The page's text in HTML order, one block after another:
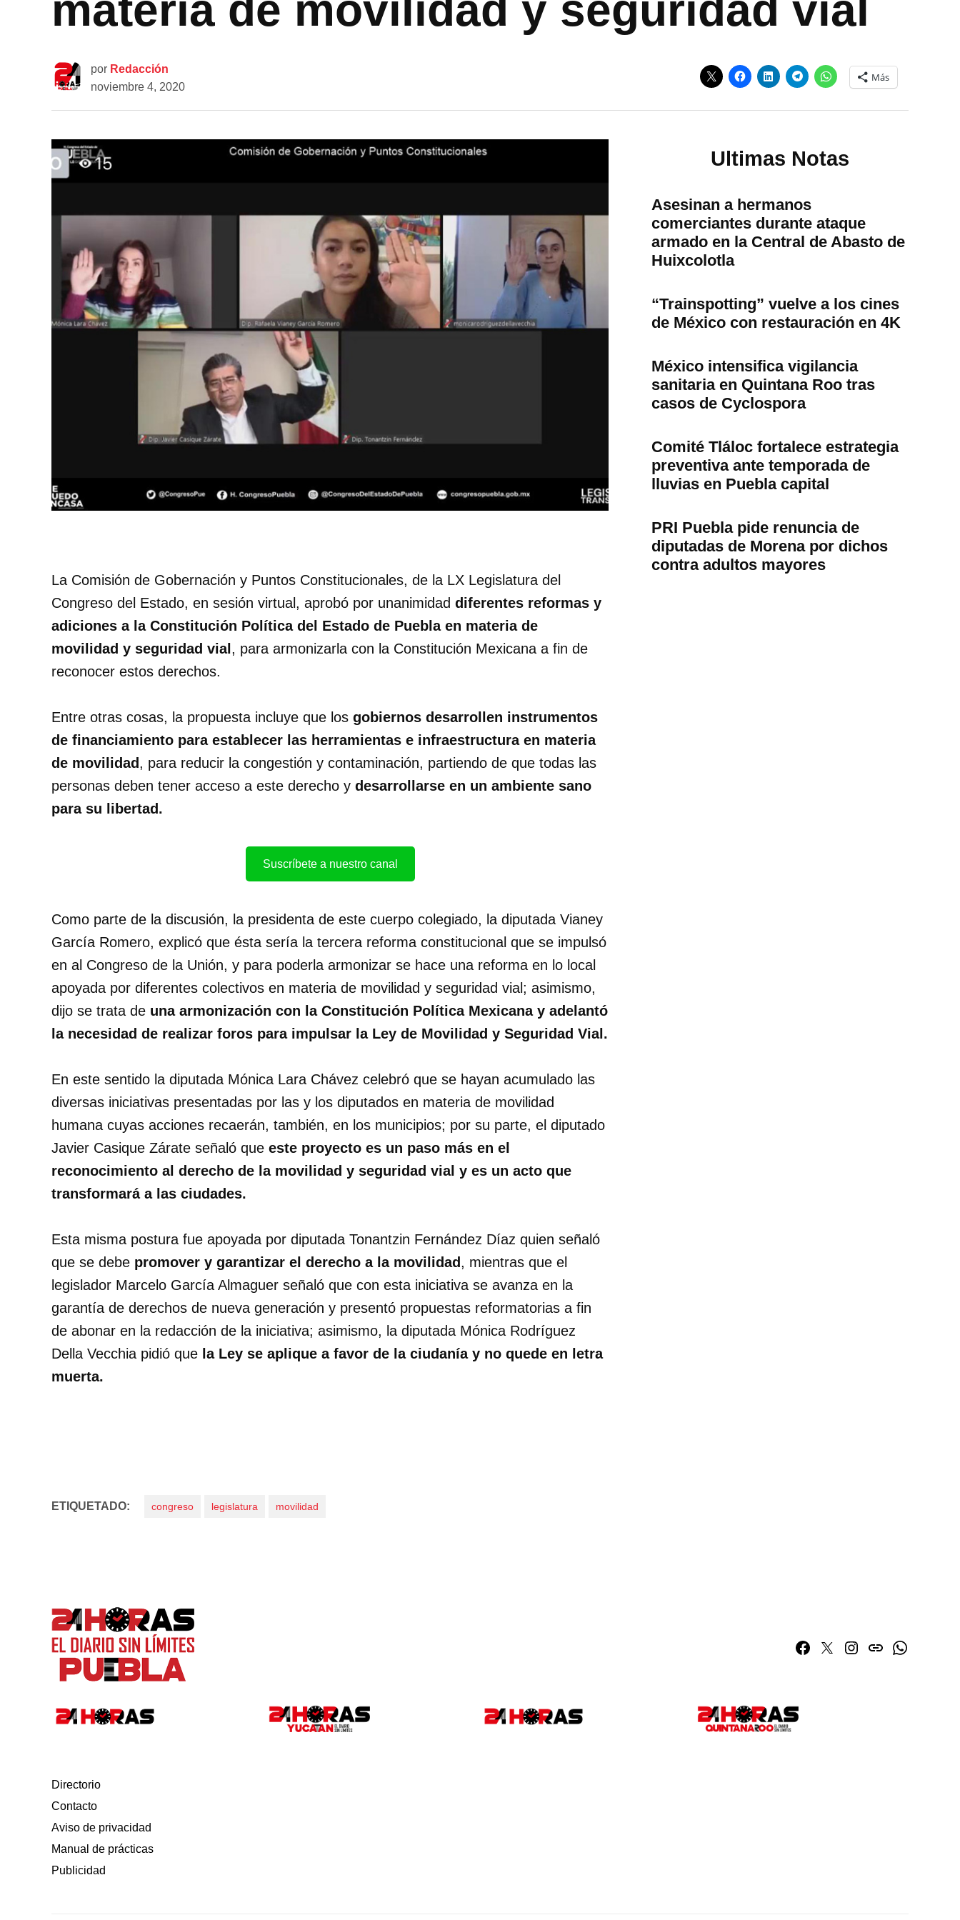
por Redacción
noviembre 4, 2020
Más
La Comisión de Gobernación y Puntos Constitucionales, de la LX Legislatura del
Congreso del Estado, en sesión virtual, aprobó por unanimidad diferentes reformas y
adiciones a la Constitución Política del Estado de Puebla en materia de
movilidad y seguridad vial , para armonizarla con la Constitución Mexicana a fin de
reconocer estos derechos.
Entre otras cosas, la propuesta incluye que los gobiernos desarrollen instrumentos
de financiamiento para establecer las herramientas e infraestructura en materia
de movilidad , para reducir la congestión y contaminación, partiendo de que todas las
personas deben tener acceso a este derecho y desarrollarse en un ambiente sano
para su libertad.
Suscríbete a nuestro canal
Como parte de la discusión, la presidenta de este cuerpo colegiado, la diputada Vianey
García Romero, explicó que ésta sería la tercera reforma constitucional que se impulsó
en al Congreso de la Unión, y para poderla armonizar se hace una reforma en lo local
apoyada por diferentes colectivos en materia de movilidad y seguridad vial; asimismo,
dijo se trata de una armonización con la Constitución Política Mexicana y adelantó
la necesidad de realizar foros para impulsar la Ley de Movilidad y Seguridad Vial.
En este sentido la diputada Mónica Lara Chávez celebró que se hayan acumulado las
diversas iniciativas presentadas por las y los diputados en materia de movilidad
humana cuyas acciones recaerán, también, en los municipios; por su parte, el diputado
Javier Casique Zárate señaló que este proyecto es un paso más en el
reconocimiento al derecho de la movilidad y seguridad vial y es un acto que
transformará a las ciudades.
Esta misma postura fue apoyada por diputada Tonantzin Fernández Díaz quien señaló
que se debe promover y garantizar el derecho a la movilidad , mientras que el
legislador Marcelo García Almaguer señaló que con esta iniciativa se avanza en la
garantía de derechos de nueva generación y presentó propuestas reformatorias a fin
de abonar en la redacción de la iniciativa; asimismo, la diputada Mónica Rodríguez
Della Vecchia pidió que la Ley se aplique a favor de la ciudanía y no quede en letra
muerta.
ETIQUETADO: congreso legislatura movilidad
Ultimas Notas
Asesinan a hermanos
comerciantes durante ataque
armado en la Central de Abasto de
Huixcolotla
“Trainspotting” vuelve a los cines
de México con restauración en 4K
México intensifica vigilancia
sanitaria en Quintana Roo tras
casos de Cyclospora
Comité Tláloc fortalece estrategia
preventiva ante temporada de
lluvias en Puebla capital
PRI Puebla pide renuncia de
diputadas de Morena por dichos
contra adultos mayores
Facebook
TwitterInstagram
issuuWhatsapp
Directorio
Contacto
Aviso de privacidad
Manual de prácticas
Publicidad